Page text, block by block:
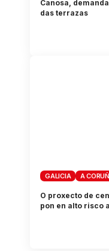
Canosa,
das terrazas
GALICIA A
O proxecto de
pon en alto risco